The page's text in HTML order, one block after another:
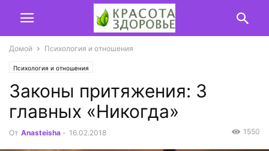
Домой Психология и отношения
Психология и отношения
Законы притяжения: 3
главных «Никогда»
От Anasteisha - 16.02.2018 1550